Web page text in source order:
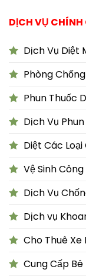
DỊCH VỤ
Dịch Vụ Diệt
Phòng
Phun Thuốc
Dịch Vụ
Diệt Các
Vệ Sinh
Dịch Vụ
Dịch vụ
Cho Thuê Xe
Cung Cấp